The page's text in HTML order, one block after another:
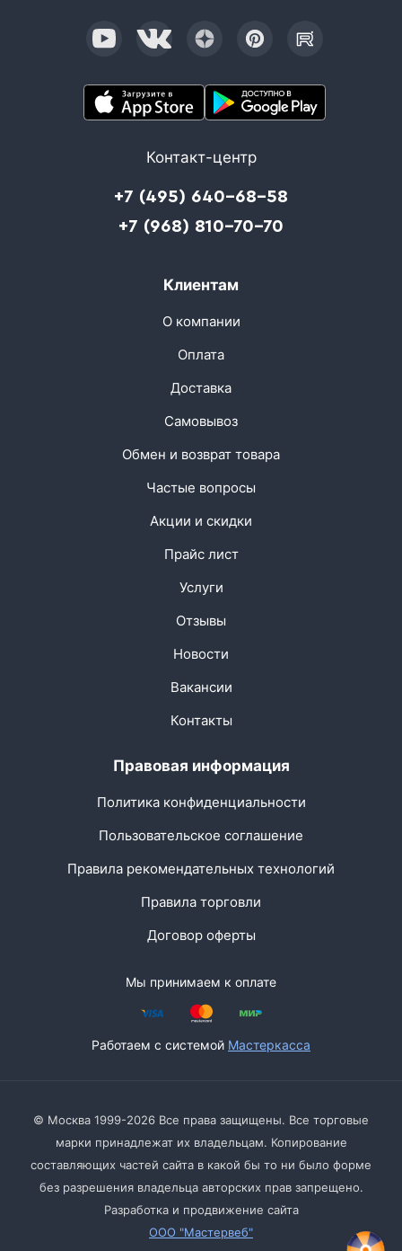
Контакт-центр
+7 (495) 640-68-58
+7 (968) 810-70-70
Клиентам
О компании
Оплата
Доставка
Самовывоз
Обмен и возврат товара
Частые вопросы
Акции и скидки
Прайс лист
Услуги
Отзывы
Новости
Вакансии
Контакты
Правовая информация
Политика конфиденциальности
Пользовательское соглашение
Правила рекомендательных технологий
Правила торговли
Договор оферты
Мы принимаем к оплате
Работаем с системой Мастеркасса
© Москва 1999-2026 Все права защищены. Все торговые
марки принадлежат их владельцам. Копирование
составляющих частей сайта в какой бы то ни было форме
без разрешения владельца авторских прав запрещено.
Разработка и продвижение сайта
ООО "Мастервеб"